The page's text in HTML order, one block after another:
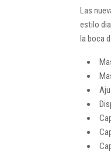
Las
estilo
la boca